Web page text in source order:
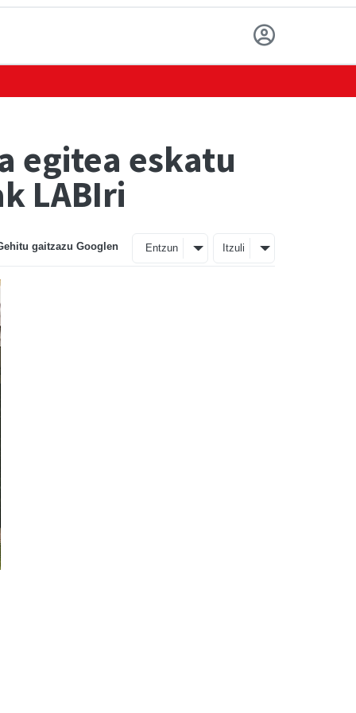
egitea eskatu
LABIri
gaitzazu Googlen Entzun Itzuli